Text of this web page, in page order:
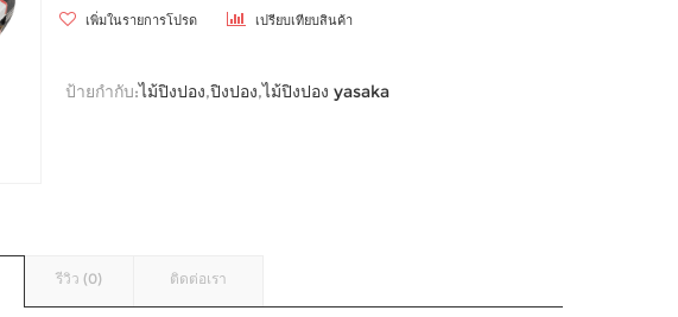
เพิ่มในรายการโปรด เปรียบเทียบสินค้า
ป้ายกำกับ:ไม้ปิงปอง,ปิงปอง,ไม้ปิงปอง yasaka
รีวิว (0) ติดต่อเรา